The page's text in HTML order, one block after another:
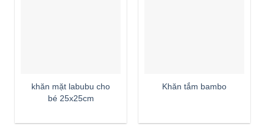
khăn mặt labubu cho
bé 25x25cm
Khăn tắm bambo